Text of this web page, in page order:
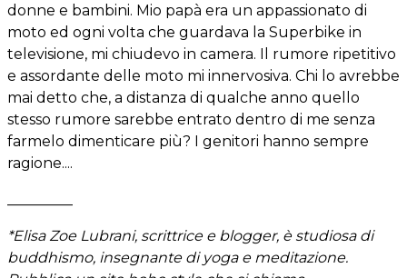
donne e bambini. Mio papà era un appassionato di
moto ed ogni volta che guardava la Superbike in
televisione, mi chiudevo in camera. Il rumore ripetitivo
e assordante delle moto mi innervosiva. Chi lo avrebbe
mai detto che, a distanza di qualche anno quello
stesso rumore sarebbe entrato dentro di me senza
farmelo dimenticare più? I genitori hanno sempre
ragione....
*Elisa Zoe Lubrani, scrittrice e blogger, è studiosa di
buddhismo, insegnante di yoga e meditazione.